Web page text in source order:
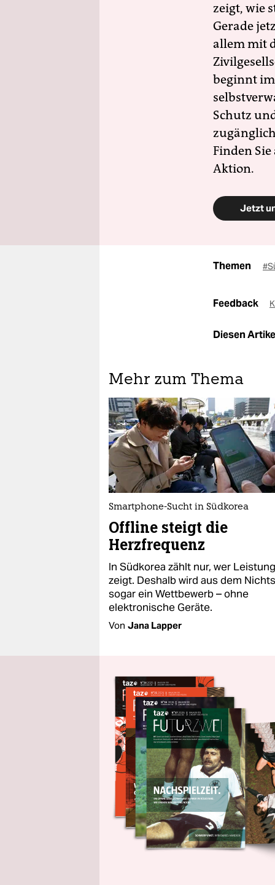
zeigt, wie
Gerade
allem mit
beginnt
Schutz
Finden
Aktion.
Jetzt
Themen
Feedback
Diesen
Mehr zum Thema
Smartphone-Sucht in Südkorea
Offline steigt die
Herzfrequenz
In Südkorea zählt nur, wer Leistung
zeigt. Deshalb wird aus dem
sogar ein Wettbewerb – ohne
elektronische Geräte.
Von Jana Lapper